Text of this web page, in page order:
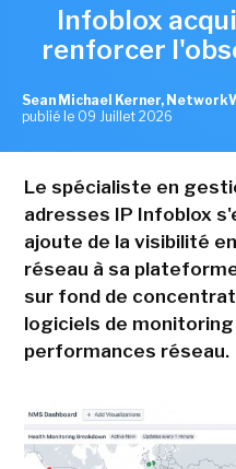
Infoblox
renforcer
Sean Michael Kerner,
publié le 09 Juillet 2026
Le spécialiste en
adresses IP Infoblox
ajoute de la visibilité
réseau à sa
sur fond de
logiciels de
performances réseau.